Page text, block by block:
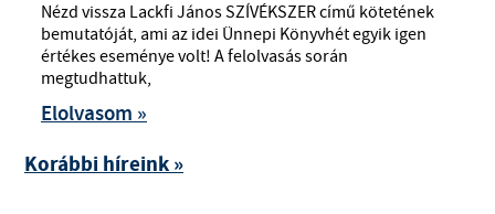
Nézd vissza Lackfi János SZÍVÉKSZER című kötetének
bemutatóját, ami az idei Ünnepi Könyvhét egyik igen
értékes eseménye volt! A felolvasás során
megtudhattuk,
Elolvasom »
Korábbi híreink »